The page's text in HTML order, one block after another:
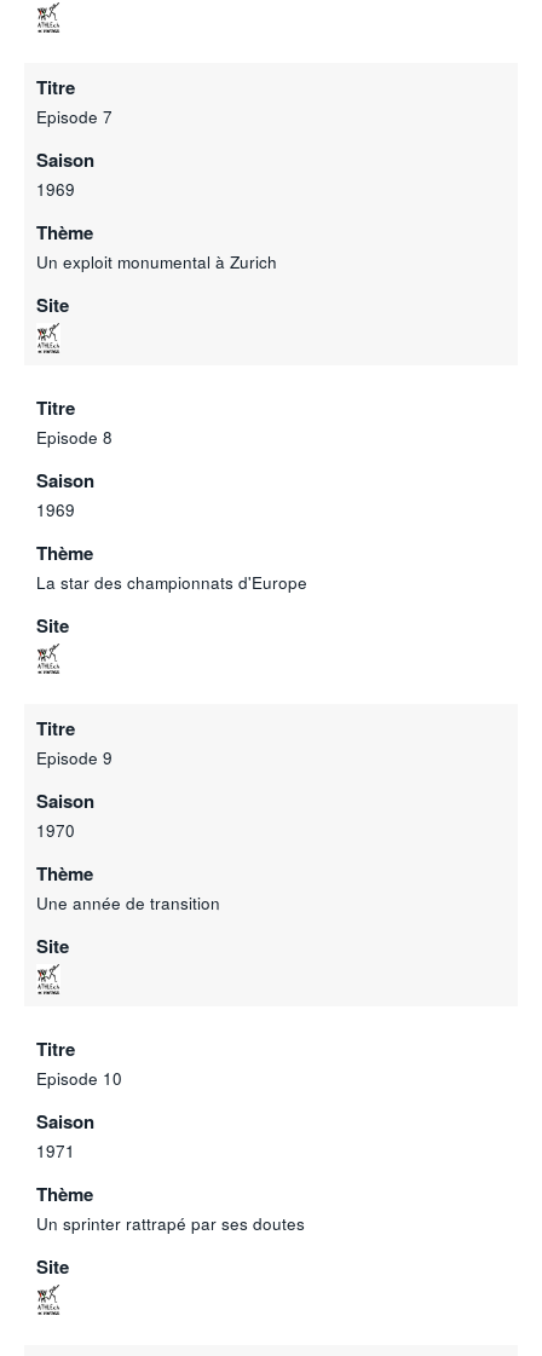
Titre
Episode 7
Saison
1969
Thème
Un exploit monumental à Zurich
Site
Titre
Episode 8
Saison
1969
Thème
La star des championnats d'Europe
Site
Titre
Episode 9
Saison
1970
Thème
Une année de transition
Site
Titre
Episode 10
Saison
1971
Thème
Un sprinter rattrapé par ses doutes
Site